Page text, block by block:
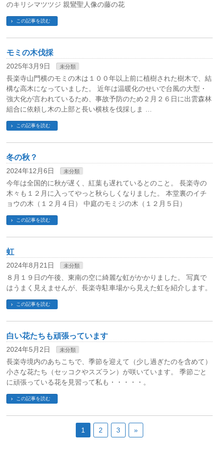
のキリシマツツジ 親鸞聖人像の藤の花
この記事を読む
モミの木伐採
2025年3月9日 未分類
長楽寺山門横のモミの木は１００年以上前に植樹された樹木で、結
構な高木になっていました。 近年は温暖化のせいで台風の大型・
強大化が言われているため、事故予防のため２月２６日に出雲森林
組合に依頼し木の上部と長い横枝を伐採しま …
この記事を読む
冬の秋？
2024年12月6日 未分類
今年は全国的に秋が遅く、紅葉も遅れているとのこと。 長楽寺の
木々も１２月に入ってやっと秋らしくなりました。 本堂裏のイチ
ョウの木（１２月４日） 中庭のモミジの木（１２月５日）
この記事を読む
虹
2024年8月21日 未分類
８月１９日の午後、東南の空に綺麗な虹がかかりました。 写真で
はうまく見えませんが、長楽寺駐車場から見えた虹を紹介します。
この記事を読む
白い花たちも頑張っています
2024年5月2日 未分類
長楽寺境内のあちこちで、季節を迎えて（少し過ぎたのを含めて）
小さな花たち（セッコクやスズラン）が咲いています。 季節ごと
に頑張っている花を見習って私も・・・・・。
この記事を読む
1 2 3 »